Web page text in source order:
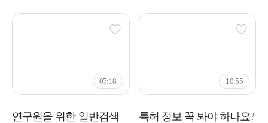
07:18
연구원을 위한 일반검색
10:55
특허 정보 꼭 봐야 하나요?